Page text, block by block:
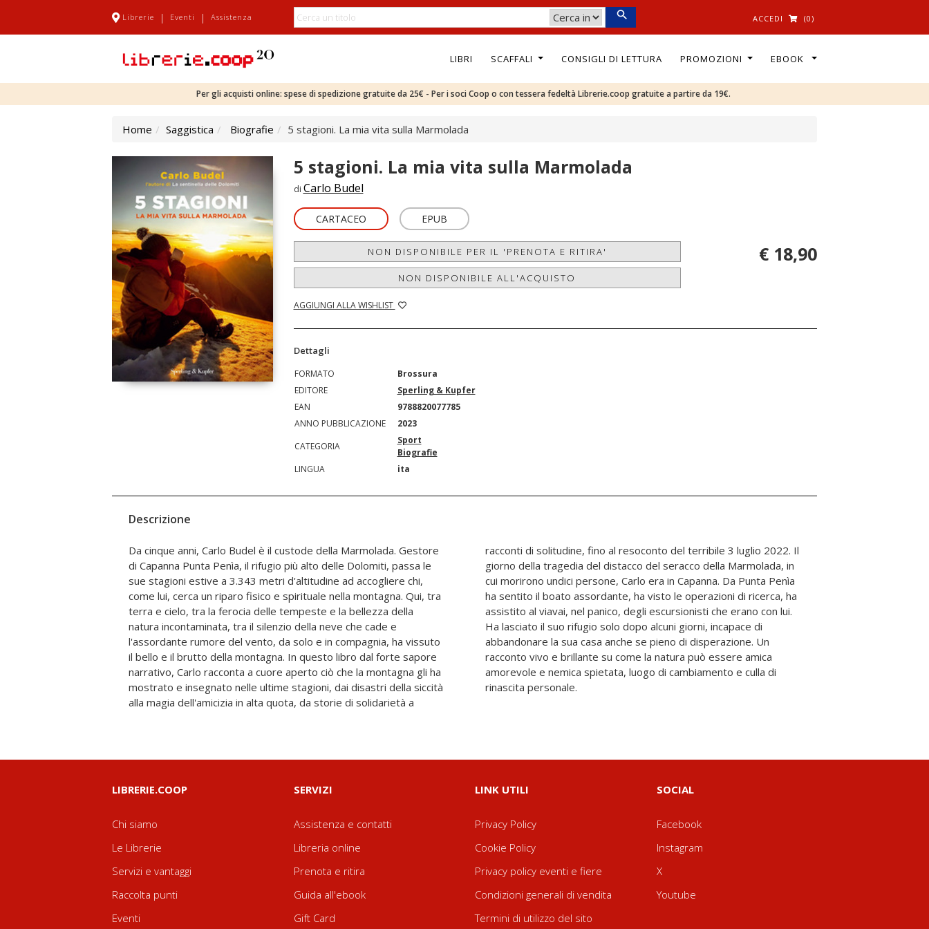
Librerie | Eventi | Assistenza ACCEDI (0)
LIBRI SCAFFALI CONSIGLI DI LETTURA PROMOZIONI EBOOK
Per gli acquisti online: spese di spedizione gratuite da 25€ - Per i soci Coop o con tessera fedeltà Librerie.coop gratuite a partire da 19€.
Home Saggistica Biografie 5 stagioni. La mia vita sulla Marmolada
5 stagioni. La mia vita sulla Marmolada
di Carlo Budel
CARTACEO EPUB
NON DISPONIBILE PER IL 'PRENOTA E RITIRA'
NON DISPONIBILE ALL'ACQUISTO
AGGIUNGI ALLA WISHLIST
€ 18,90
Dettagli
FORMATO
Brossura
EDITORE
Sperling & Kupfer
EAN
9788820077785
ANNO PUBBLICAZIONE
2023
CATEGORIA
Sport
Biografie
LINGUA
ita
Descrizione
Da cinque anni, Carlo Budel è il custode della Marmolada. Gestore
di Capanna Punta Penìa, il rifugio più alto delle Dolomiti, passa le
sue stagioni estive a 3.343 metri d'altitudine ad accogliere chi,
come lui, cerca un riparo fisico e spirituale nella montagna. Qui, tra
terra e cielo, tra la ferocia delle tempeste e la bellezza della
natura incontaminata, tra il silenzio della neve che cade e
l'assordante rumore del vento, da solo e in compagnia, ha vissuto
il bello e il brutto della montagna. In questo libro dal forte sapore
narrativo, Carlo racconta a cuore aperto ciò che la montagna gli ha
mostrato e insegnato nelle ultime stagioni, dai disastri della siccità
alla magia dell'amicizia in alta quota, da storie di solidarietà a
racconti di solitudine, fino al resoconto del terribile 3 luglio 2022. Il
giorno della tragedia del distacco del seracco della Marmolada, in
cui morirono undici persone, Carlo era in Capanna. Da Punta Penìa
ha sentito il boato assordante, ha visto le operazioni di ricerca, ha
assistito al viavai, nel panico, degli escursionisti che erano con lui.
Ha lasciato il suo rifugio solo dopo alcuni giorni, incapace di
abbandonare la sua casa anche se pieno di disperazione. Un
racconto vivo e brillante su come la natura può essere amica
amorevole e nemica spietata, luogo di cambiamento e culla di
rinascita personale.
LIBRERIE.COOP
Chi siamo
Le Librerie
Servizi e vantaggi
Raccolta punti
Eventi
SERVIZI
Assistenza e contatti
Libreria online
Prenota e ritira
Guida all'ebook
Gift Card
LINK UTILI
Privacy Policy
Cookie Policy
Privacy policy eventi e fiere
Condizioni generali di vendita
Termini di utilizzo del sito
SOCIAL
Facebook
Instagram
X
Youtube